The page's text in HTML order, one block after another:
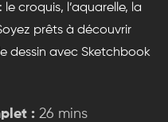
croquis, l’aquarelle, la
prêts à découvrir
dessin avec Sketchbook
: 26 mins